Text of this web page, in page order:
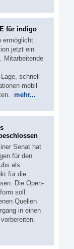
für indigo
ermöglicht
jetzt ein
Mitarbeitende
schnell
mobil
mehr...
Senat hat
für den
als
für die
Die Open-
soll
Quellen
in einen